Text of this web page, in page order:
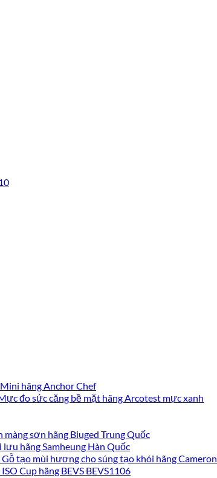
hãng Anchor Chef
đo sức căng bề mặt hãng Arcotest mực xanh
sơn hãng Biuged Trung Quốc
lưu hãng Samheung Hàn Quốc
Gỗ tạo mùi hương cho súng tạo khói hãng Cameron
Cup hãng BEVS BEVS1106